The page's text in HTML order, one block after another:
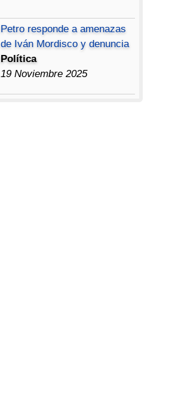
Petro responde a amenazas
de Iván Mordisco y denuncia
Política
19 Noviembre 2025